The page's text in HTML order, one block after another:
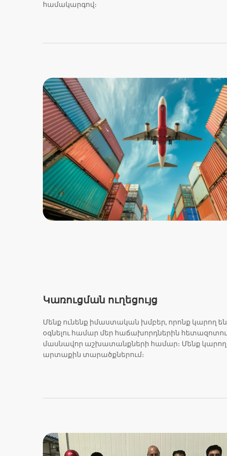
համակարգով։
Կառուցման ուղեցույց
Մենք ունենք իմաստական խմբեր, որոնք կարող
օգնելու համար մեր հաճախորդներին
մասնավոր աշխատանքների համար։ Մենք կարող
արտաքին տարածքներում։